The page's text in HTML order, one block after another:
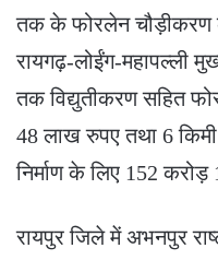
तक के फोरलेन चौड़ीकरण
रायगढ़-लोईंग-महापल्ली
तक विद्युतीकरण सहित
48 लाख रुपए तथा 6
निर्माण के लिए 152
रायपुर जिले में अभनपुर